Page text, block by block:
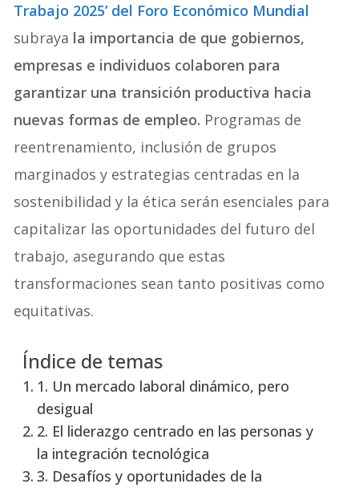
Trabajo 2025’ del Foro Económico Mundial
subraya la importancia de que gobiernos,
empresas e individuos colaboren para
garantizar una transición productiva hacia
nuevas formas de empleo. Programas de
reentrenamiento, inclusión de grupos
marginados y estrategias centradas en la
sostenibilidad y la ética serán esenciales para
capitalizar las oportunidades del futuro del
trabajo, asegurando que estas
transformaciones sean tanto positivas como
equitativas.
Índice de temas
1. Un mercado laboral dinámico, pero
desigual
2. El liderazgo centrado en las personas y
la integración tecnológica
3. Desafíos y oportunidades de la